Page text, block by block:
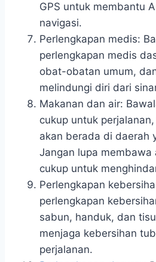
GPS untuk membantu
navigasi.
Perlengkapan medis:
perlengkapan medis
obat-obatan umum,
melindungi diri dari
Makanan dan air:
cukup untuk
akan berada di daerah
Jangan lupa membawa
cukup untuk
Perlengkapan
perlengkapan
sabun, handuk, dan
menjaga kebersihan
perjalanan.